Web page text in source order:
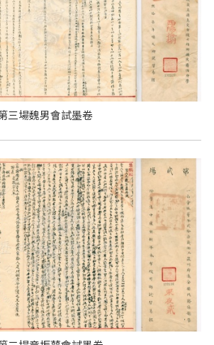
三場魏男會試墨卷